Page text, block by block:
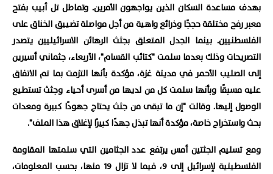
بهدف مساعدة السكان الذين يواجهون الأمرين. وتماطل تل أبيب بفتح
معبر رفح مختلقة حججًا وذرائع واهية من أجل مواصلة تضييق الخناق على
الفلسطنيين. بينما الجدل المتعلق بجثث الرهائن الاسرائيليين يتصدر
التصريحات وذلك بعدما سلمت "كتائب القسام"، الأربعاء، جثماني أسيرين
إلى الصليب الأحمر في مدينة غزة، مؤكدة بأنها التزمت بما تم الاتفاق
عليه مسبقًا وبأنها سلمت كل من لديها من أسرى أحياء وجثث تستطيع
الوصول إليها. وقالت "إن ما تبقى من جثث يحتاج جهودًا كبيرة ومعدات
بحث واستخراج خاصة، مؤكدة أنها تبذل جهدًا كبيرًا لإغلاق هذا الملف".
ومع تسليم الجثتين أمس يرتفع عدد الجثامين التي سلمتها المقاومة
الفلسطينية لإسرائيل إلى 9، فيما لا تزال 19 منها، بحسب المعلومات،